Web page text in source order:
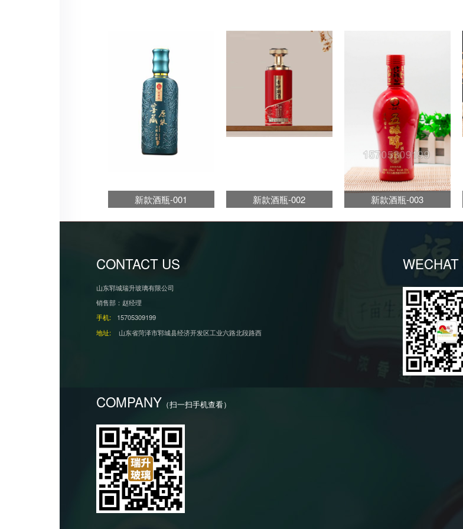
新款酒瓶-001 新款酒瓶-002 新款酒瓶-003
CONTACT US
山东郓城瑞升玻璃有限公司
销售部：赵经理
手机:
15705309199
地址:
山东省菏泽市郓城县经济开发区工业六路北段路西
WECHAT
COMPANY （扫一扫手机查看）